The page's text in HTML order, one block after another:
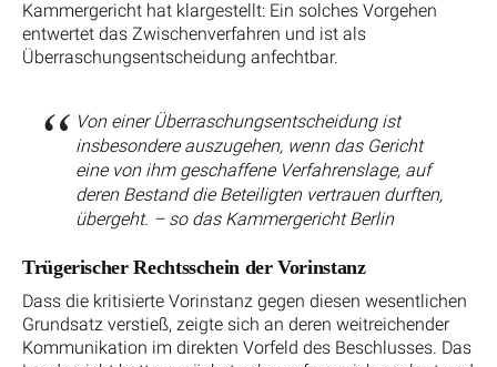
Kammergericht hat klargestellt: Ein solches Vorgehen
entwertet das Zwischenverfahren und ist als
Überraschungsentscheidung anfechtbar.
Von einer Überraschungsentscheidung ist
insbesondere auszugehen, wenn das Gericht
eine von ihm geschaffene Verfahrenslage, auf
deren Bestand die Beteiligten vertrauen durften,
übergeht. – so das Kammergericht Berlin
Trügerischer Rechtsschein der Vorinstanz
Dass die kritisierte Vorinstanz gegen diesen wesentlichen
Grundsatz verstieß, zeigte sich an deren weitreichender
Kommunikation im direkten Vorfeld des Beschlusses. Das